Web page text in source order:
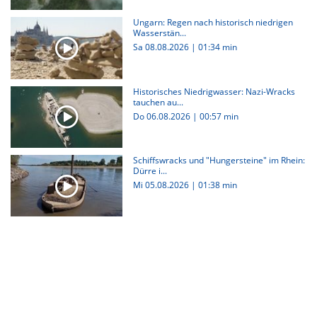
Ungarn: Regen nach historisch niedrigen
Wasserstän...
Sa 08.08.2026 | 01:34 min
Historisches Niedrigwasser: Nazi-Wracks
tauchen au...
Do 06.08.2026 | 00:57 min
Schiffswracks und "Hungersteine" im Rhein:
Dürre i...
Mi 05.08.2026 | 01:38 min